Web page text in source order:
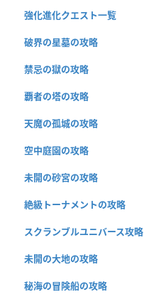
強化進化クエスト一覧
破界の星墓の攻略
禁忌の獄の攻略
覇者の塔の攻略
天魔の孤城の攻略
空中庭園の攻略
未開の砂宮の攻略
絶級トーナメントの攻略
スクランブルユニバース攻略
未開の大地の攻略
秘海の冒険船の攻略